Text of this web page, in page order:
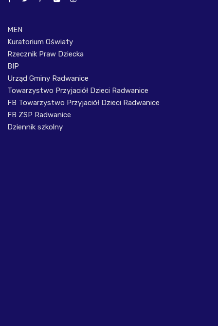
MEN
Kuratorium Oświaty
Rzecznik Praw Dziecka
BIP
Urząd Gminy Radwanice
Towarzystwo Przyjaciół Dzieci Radwanice
FB Towarzystwo Przyjaciół Dzieci Radwanice
FB ZSP Radwanice
Dziennik szkolny